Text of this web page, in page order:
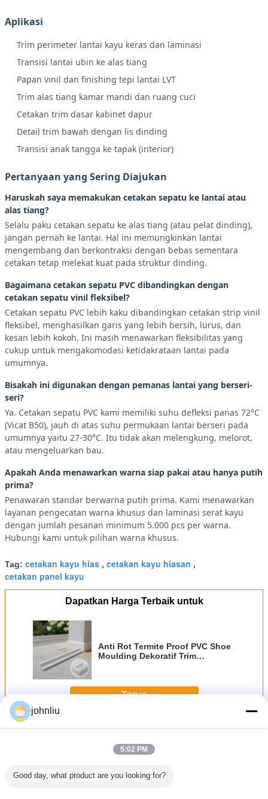
Aplikasi
Trim perimeter lantai kayu keras dan laminasi
Transisi lantai ubin ke alas tiang
Papan vinil dan finishing tepi lantai LVT
Trim alas tiang kamar mandi dan ruang cuci
Cetakan trim dasar kabinet dapur
Detail trim bawah dengan lis dinding
Transisi anak tangga ke tapak (interior)
Pertanyaan yang Sering Diajukan
Haruskah saya memakukan cetakan sepatu ke lantai atau
alas tiang?
Selalu paku cetakan sepatu ke alas tiang (atau pelat dinding),
jangan pernah ke lantai. Hal ini memungkinkan lantai
mengembang dan berkontraksi dengan bebas sementara
cetakan tetap melekat kuat pada struktur dinding.
Bagaimana cetakan sepatu PVC dibandingkan dengan
cetakan sepatu vinil fleksibel?
Cetakan sepatu PVC lebih kaku dibandingkan cetakan strip vinil
fleksibel, menghasilkan garis yang lebih bersih, lurus, dan
kesan lebih kokoh. Ini masih menawarkan fleksibilitas yang
cukup untuk mengakomodasi ketidakrataan lantai pada
umumnya.
Bisakah ini digunakan dengan pemanas lantai yang berseri-
seri?
Ya. Cetakan sepatu PVC kami memiliki suhu defleksi panas 72°C
(Vicat B50), jauh di atas suhu permukaan lantai berseri pada
umumnya yaitu 27-30°C. Itu tidak akan melengkung, melorot,
atau mengeluarkan bau.
Apakah Anda menawarkan warna siap pakai atau hanya putih
prima?
Penawaran standar berwarna putih prima. Kami menawarkan
layanan pengecatan warna khusus dan laminasi serat kayu
dengan jumlah pesanan minimum 5.000 pcs per warna.
Hubungi kami untuk pilihan warna khusus.
Tag: cetakan kayu hias , cetakan kayu hiasan ,
cetakan panel kayu
Dapatkan Harga Terbaik untuk
Anti Rot Termite Proof PVC Shoe
Moulding Dekoratif Trim
Terus
LebihCetakan Kayu Dekoratif
johnliu
5:02 PM
Good day, what product are you looking for?